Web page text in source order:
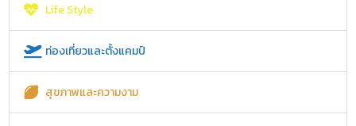
Life Style
ท่องเที่ยวและตั้งแคมป์
สุขภาพและความงาม